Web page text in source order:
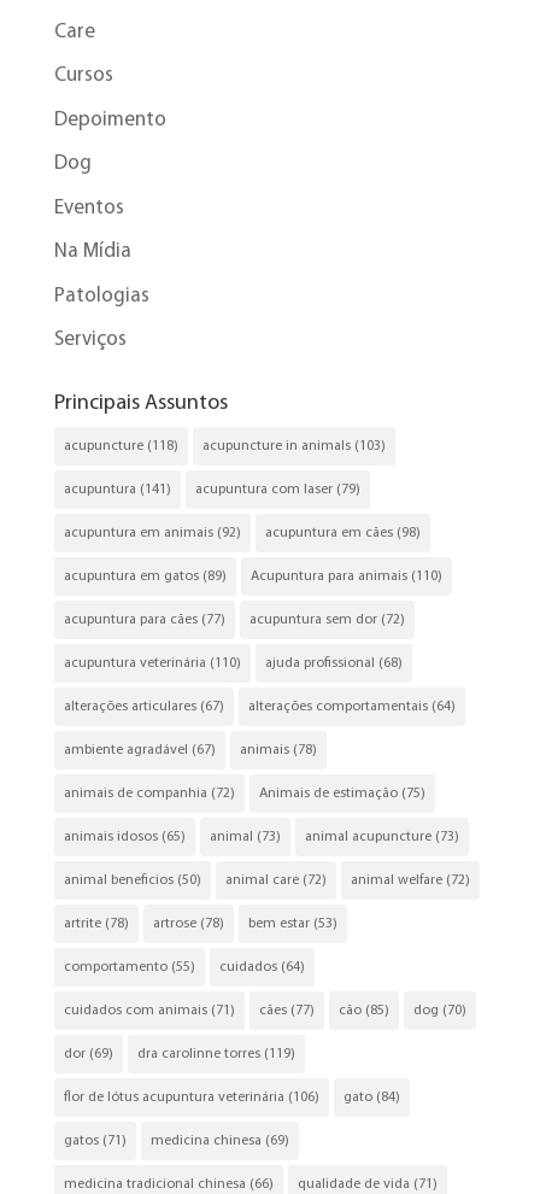
Care
Cursos
Depoimento
Dog
Eventos
Na Mídia
Patologias
Serviços
Principais Assuntos
acupuncture(118) acupuncture in animals(103)
acupuntura (141) acupuntura com laser(79)
acupuntura em animais(92) acupuntura em cães(98)
acupuntura em gatos(89) Acupuntura para animais(110)
acupuntura para cães(77) acupuntura sem dor(72)
acupuntura veterinária (110) ajuda profissional (68)
alterações articulares(67) alterações comportamentais(64)
ambiente agradável (67) animais(78)
animais de companhia (72) Animais de estimação(75)
animais idosos(65) animal (73) animal acupuncture(73)
animal beneficios(50) animal care(72) animal welfare(72)
artrite(78) artrose(78) bem estar(53)
comportamento(55) cuidados(64)
cuidados com animais(71) cães(77) cão(85) dog (70)
dor(69) dra carolinne torres(119)
flor de lótus acupuntura veterinária (106) gato(84)
gatos(71) medicina chinesa (69)
medicina tradicional chinesa (66) qualidade de vida (71)